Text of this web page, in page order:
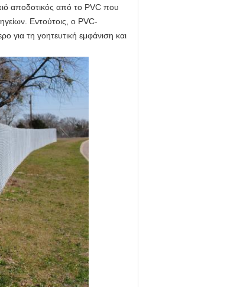
αποδοτικός από το PVC που
Εντούτοις, ο PVC-
για τη γοητευτική εμφάνιση και